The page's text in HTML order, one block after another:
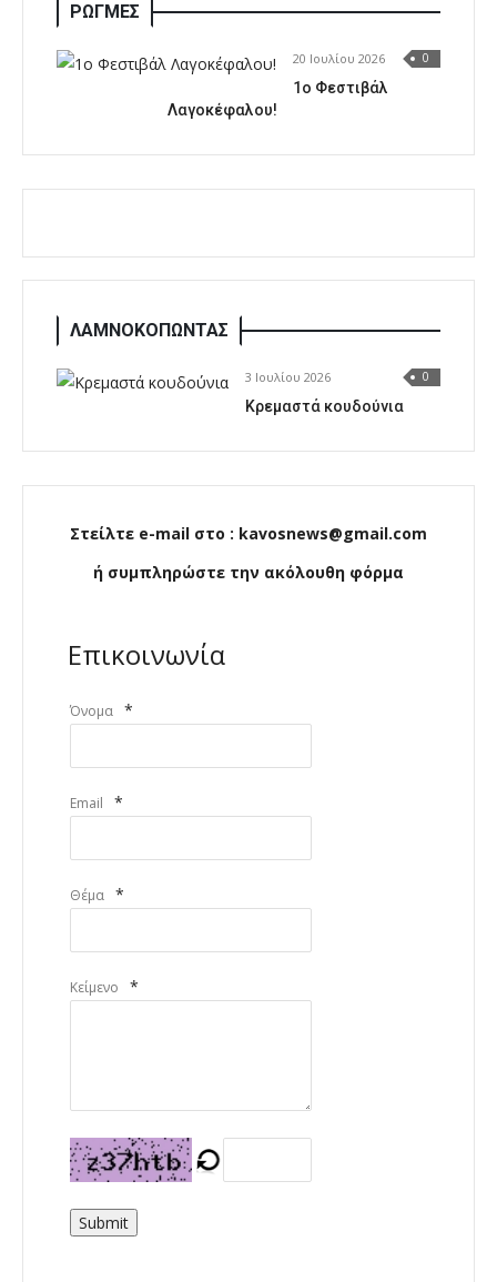
ΡΩΓΜΕΣ
20 Ιουλίου 2026 0
1o Φεστιβάλ
Λαγοκέφαλου!
ΛΑΜΝΟΚΟΠΩΝΤΑΣ
3 Ιουλίου 2026 0
Κρεμαστά κουδούνια
Στείλτε e-mail στο : kavosnews@gmail.com
ή συμπληρώστε την ακόλουθη φόρμα
Επικοινωνία
Όνομα *
Email *
Θέμα *
Κείμενο *
Submit